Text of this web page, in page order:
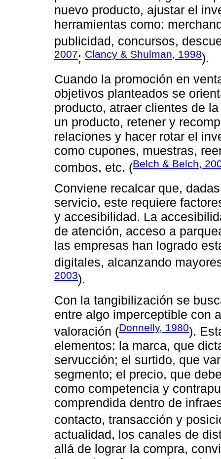
nuevo producto, ajustar el
herramientas como:
publicidad, concursos,
2007; Clancy & Shulman, 1998).
Cuando la promoción en
objetivos planteados se
producto, atraer clientes de
un producto, retener y
relaciones y hacer rotar el
como cupones, muestras,
combos, etc. (Belch & Belch,
Conviene recalcar que,
servicio, este requiere
y accesibilidad. La
de atención, acceso a
las empresas han logrado
digitales, alcanzando
2003).
Con la tangibilización se
entre algo imperceptible con
valoración (Donnelly, 1980).
elementos: la marca, que
servucción; el surtido, que
segmento; el precio, que
como competencia y
comprendida dentro de
contacto, transacción y
actualidad, los canales de
allá de lograr la compra,